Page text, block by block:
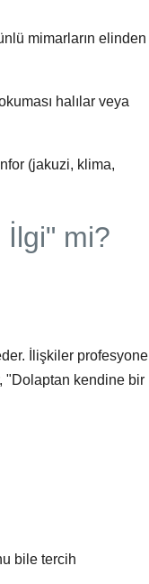
mimarların elinden
halılar veya
(jakuzi, klima,
İlgi" mi?
İlişkiler profesyonel
"Dolaptan kendine bir
bile tercih